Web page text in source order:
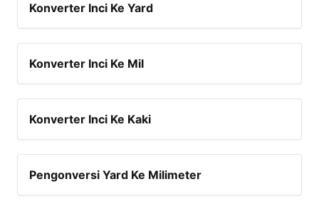
Konverter Inci Ke Yard
Konverter Inci Ke Mil
Konverter Inci Ke Kaki
Pengonversi Yard Ke Milimeter